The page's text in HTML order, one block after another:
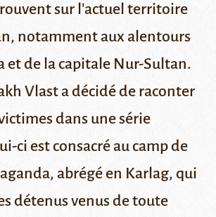
sur l'actuel territoire
notamment aux alentours
et de la capitale Nur-Sultan.
Vlast a décidé de raconter
dans une série
ci est consacré au camp de
abrégé en Karlag, qui
détenus venus de toute